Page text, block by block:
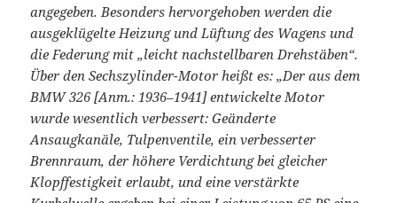
angegeben. Besonders hervorgehoben werden die
ausgeklügelte Heizung und Lüftung des Wagens und
die Federung mit „leicht nachstellbaren Drehstäben“.
Über den Sechszylinder-Motor heißt es: „Der aus dem
BMW 326 [Anm.: 1936–1941] entwickelte Motor
wurde wesentlich verbessert: Geänderte
Ansaugkanäle, Tulpenventile, ein verbesserter
Brennraum, der höhere Verdichtung bei gleicher
Klopffestigkeit erlaubt, und eine verstärkte